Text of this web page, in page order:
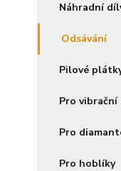
Náhradní
Odsávání
Pilové
Pro vibrační
Pro
Pro hoblíky